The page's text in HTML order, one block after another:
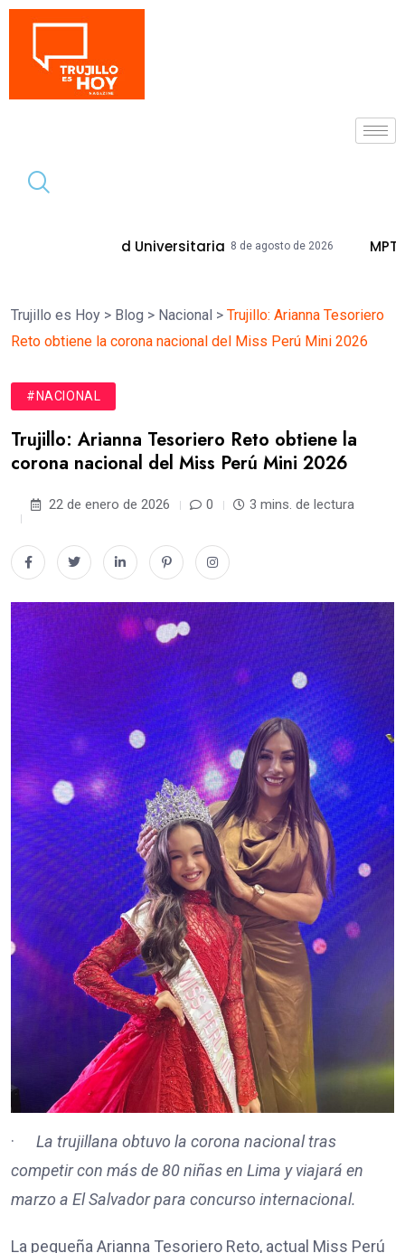
8 de agosto de 2026 MPT Mejorará Calles
Trujillo es Hoy > Blog > Nacional > Trujillo: Arianna Tesoriero
Reto obtiene la corona nacional del Miss Perú Mini 2026
#NACIONAL
Trujillo: Arianna Tesoriero Reto obtiene la
corona nacional del Miss Perú Mini 2026
22 de enero de 2026 0 3 mins. de lectura
· La trujillana obtuvo la corona nacional tras
competir con más de 80 niñas en Lima y viajará en
marzo a El Salvador para concurso internacional.
La pequeña Arianna Tesoriero Reto, actual Miss Perú